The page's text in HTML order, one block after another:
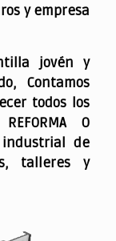
y empresa
jovén y
Contamos
todos los
O
industrial de
talleres y